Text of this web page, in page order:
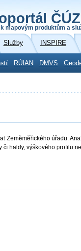
mapovým produktům a
Služby INSPIRE
RÚIAN DMVS
Zeměměřického úřadu.
či haldy, výškového profilu